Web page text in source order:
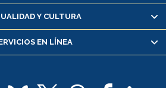
médico y dental
arancel y crédito alumnos
Y CULTURA
EN LÍNEA